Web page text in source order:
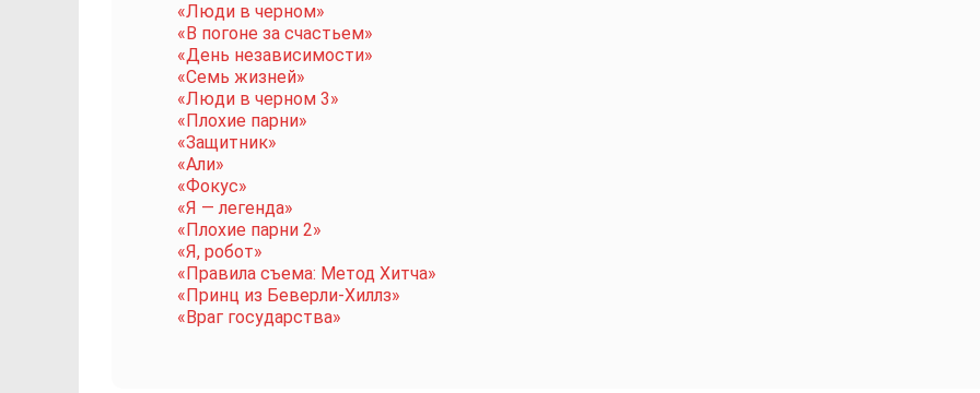
«Люди в черном»
«В погоне за счастьем»
«День независимости»
«Семь жизней»
«Люди в черном 3»
«Плохие парни»
«Защитник»
«Али»
«Фокус»
«Я — легенда»
«Плохие парни 2»
«Я, робот»
«Правила съема: Метод Хитча»
«Принц из Беверли-Хиллз»
«Враг государства»